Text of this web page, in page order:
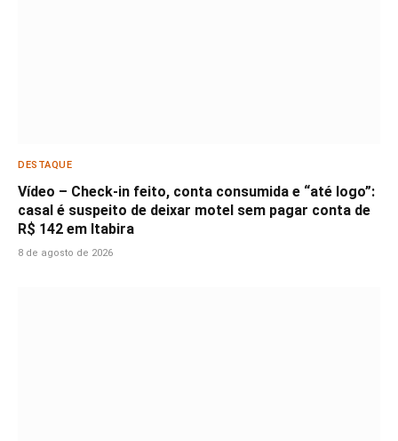
DESTAQUE
Vídeo – Check-in feito, conta consumida e “até logo”:
casal é suspeito de deixar motel sem pagar conta de
R$ 142 em Itabira
8 de agosto de 2026